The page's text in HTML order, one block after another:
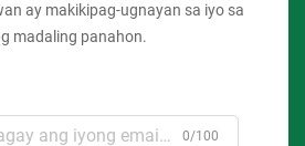
ay makikipag-ugnayan sa iyo sa
madaling panahon.
0/100